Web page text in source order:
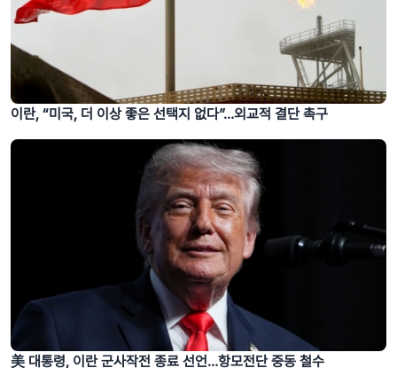
이란, “미국, 더 이상 좋은 선택지 없다”…외교적 결단 촉구
美 대통령, 이란 군사작전 종료 선언…항모전단 중동 철수